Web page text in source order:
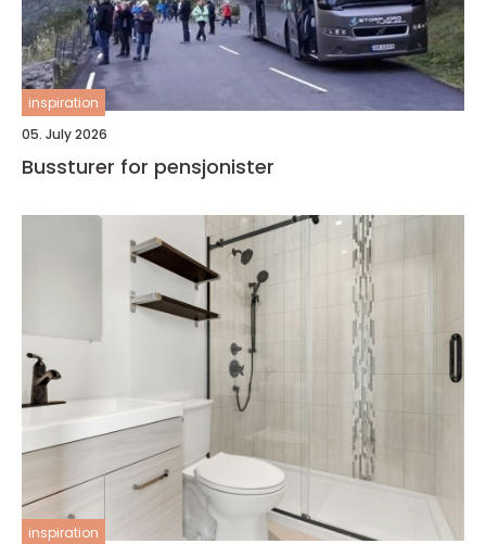
inspiration
05. July 2026
Bussturer for pensjonister
inspiration